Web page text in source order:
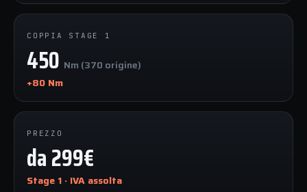
COPPIA STAGE 1
450 Nm (370 origine)
+80 Nm
PREZZO
da 299€
Stage 1 · IVA assolta